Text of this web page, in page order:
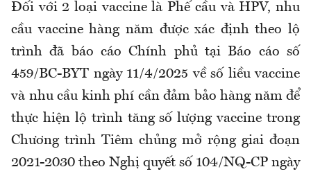
Đối với 2 loại vaccine là Phế cầu và HPV, nhu
cầu vaccine hàng năm được xác định theo lộ
trình đã báo cáo Chính phủ tại Báo cáo số
459/BC-BYT ngày 11/4/2025 về số liều vaccine
và nhu cầu kinh phí cần đảm bảo hàng năm để
thực hiện lộ trình tăng số lượng vaccine trong
Chương trình Tiêm chủng mở rộng giai đoạn
2021-2030 theo Nghị quyết số 104/NQ-CP ngày